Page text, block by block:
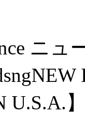
ニ
U.S.A.